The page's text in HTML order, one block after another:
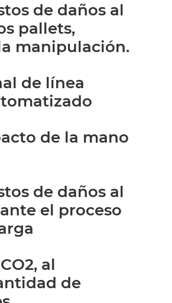
de daños al
pallets,
manipulación.
de línea
de la mano
de daños al
el proceso
al
de